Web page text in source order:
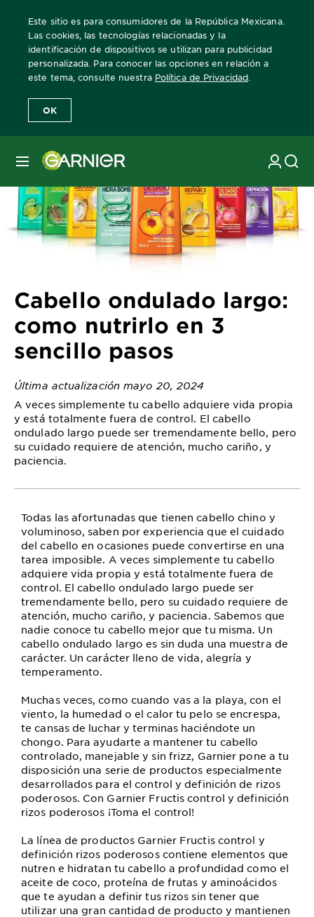
Este sitio es para consumidores de la República Mexicana.
Las cookies, las tecnologías relacionadas y la
identificación de dispositivos se utilizan para publicidad
personalizada. Para conocer las opciones en relación a
este tema, consulte nuestra Política de Privacidad
OK
MENÚ
Home Revista Garnier Consejos sobre el cuidado del cabello
Cabello ondulado largo:
como nutrirlo en 3
sencillo pasos
Última actualización mayo 20, 2024
A veces simplemente tu cabello adquiere vida propia
y está totalmente fuera de control. El cabello
ondulado largo puede ser tremendamente bello, pero
su cuidado requiere de atención, mucho cariño, y
paciencia.
Todas las afortunadas que tienen cabello chino y
voluminoso, saben por experiencia que el cuidado
del cabello en ocasiones puede convertirse en una
tarea imposible. A veces simplemente tu cabello
adquiere vida propia y está totalmente fuera de
control. El cabello ondulado largo puede ser
tremendamente bello, pero su cuidado requiere de
atención, mucho cariño, y paciencia. Sabemos que
nadie conoce tu cabello mejor que tu misma. Un
cabello ondulado largo es sin duda una muestra de
carácter. Un carácter lleno de vida, alegría y
temperamento.
Muchas veces, como cuando vas a la playa, con el
viento, la humedad o el calor tu pelo se encrespa,
te cansas de luchar y terminas haciéndote un
chongo. Para ayudarte a mantener tu cabello
controlado, manejable y sin frizz, Garnier pone a tu
disposición una serie de productos especialmente
desarrollados para el control y definición de rizos
poderosos. Con Garnier Fructis control y definición
rizos poderosos ¡Toma el control!
La línea de productos Garnier Fructis control y
definición rizos poderosos contiene elementos que
nutren e hidratan tu cabello a profundidad como el
aceite de coco, proteína de frutas y aminoácidos
que te ayudan a definir tus rizos sin tener que
utilizar una gran cantidad de producto y mantienen